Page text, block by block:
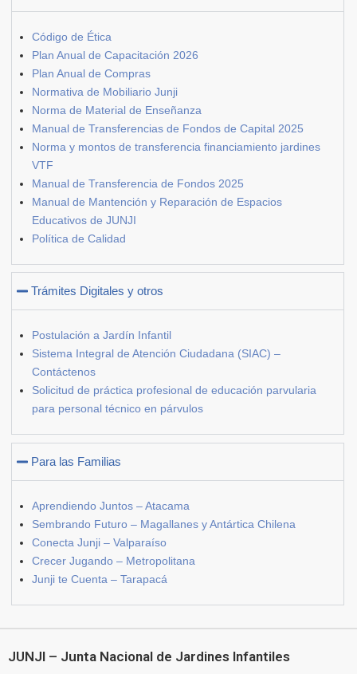
Código de Ética
Plan Anual de Capacitación 2026
Plan Anual de Compras
Normativa de Mobiliario Junji
Norma de Material de Enseñanza
Manual de Transferencias de Fondos de Capital 2025
Norma y montos de transferencia financiamiento jardines
VTF
Manual de Transferencia de Fondos 2025
Manual de Mantención y Reparación de Espacios
Educativos de JUNJI
Política de Calidad
Trámites Digitales y otros
Postulación a Jardín Infantil
Sistema Integral de Atención Ciudadana (SIAC) –
Contáctenos
Solicitud de práctica profesional de educación parvularia
para personal técnico en párvulos
Para las Familias
Aprendiendo Juntos – Atacama
Sembrando Futuro – Magallanes y Antártica Chilena
Conecta Junji – Valparaíso
Crecer Jugando – Metropolitana
Junji te Cuenta – Tarapacá
JUNJI – Junta Nacional de Jardines Infantiles